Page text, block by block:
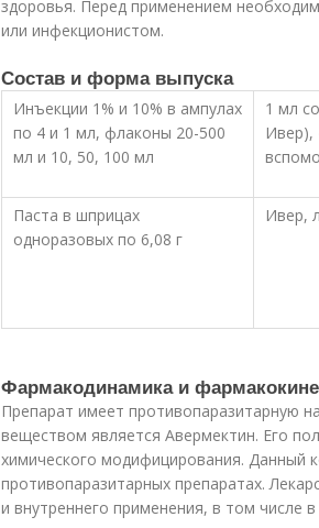
здоровья. Перед применением
или инфекционистом.
Состав и форма выпуска
Инъекции 1% и 10% в ампулах
по 4 и 1 мл, флаконы 20-500
мл и 10, 50, 100 мл
1 мл
Ивер),
Паста в шприцах
одноразовых по 6,08 г
Ивер,
Фармакодинамика и
Препарат имеет противопаразитарную
веществом является Авермектин. Его
химического модифицирования. Данный
противопаразитарных препаратах.
и внутреннего применения, в том числе